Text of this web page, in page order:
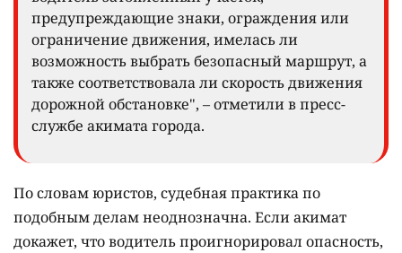
предупреждающие знаки, ограждения или
ограничение движения, имелась ли
возможность выбрать безопасный маршрут, а
также соответствовала ли скорость движения
дорожной обстановке", – отметили в пресс-
службе акимата города.
По словам юристов, судебная практика по
подобным делам неоднозначна. Если акимат
докажет, что водитель проигнорировал опасность,